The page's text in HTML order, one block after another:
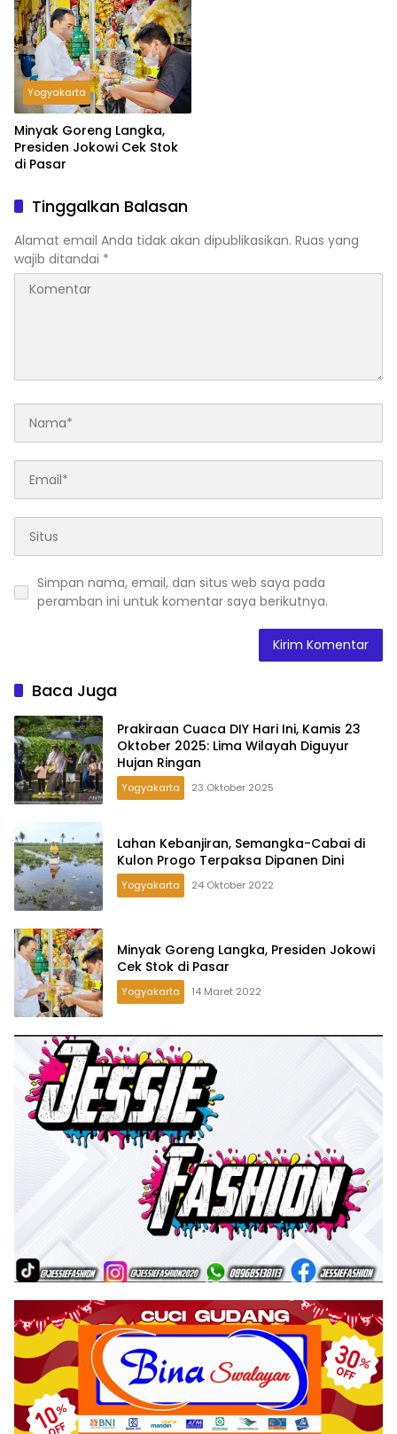
Yogyakarta
Minyak Goreng Langka,
Presiden Jokowi Cek Stok
di Pasar
Tinggalkan Balasan
Alamat email Anda tidak akan dipublikasikan. Ruas yang
wajib ditandai *
Simpan nama, email, dan situs web saya pada
peramban ini untuk komentar saya berikutnya.
Baca Juga
Prakiraan Cuaca DIY Hari Ini, Kamis 23
Oktober 2025: Lima Wilayah Diguyur
Hujan Ringan
Yogyakarta 23 Oktober 2025
Lahan Kebanjiran, Semangka-Cabai di
Kulon Progo Terpaksa Dipanen Dini
Yogyakarta 24 Oktober 2022
Minyak Goreng Langka, Presiden Jokowi
Cek Stok di Pasar
Yogyakarta 14 Maret 2022